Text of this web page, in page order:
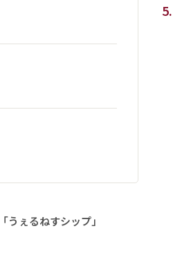
ぇるねすシップ」
5.